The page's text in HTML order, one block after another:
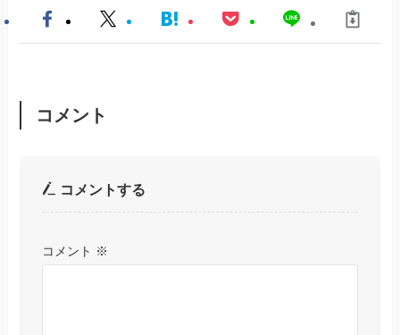
コメント
コメントする
コメント ※